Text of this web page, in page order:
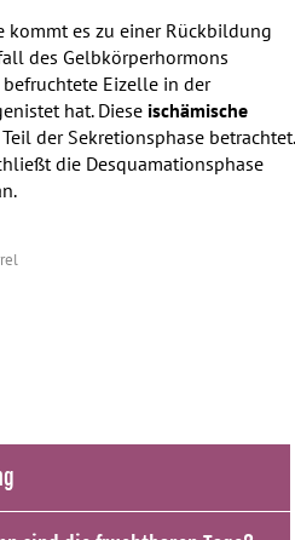
kommt es zu einer Rückbildung
des Gelbkörperhormons
Eizelle in der
hat. Diese ischämische
der Sekretionsphase betrachtet.
die Desquamationsphase